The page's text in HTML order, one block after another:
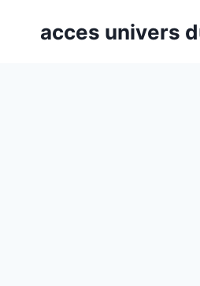
acces univers